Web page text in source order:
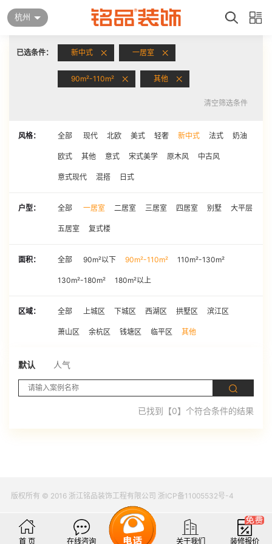
杭州
已选条件： 新中式 一居室
90m²-110m² 其他
清空筛选条件
风格： 全部 现代 北欧 美式 轻奢 新中式 法式 奶油
欧式 其他 意式 宋式美学 原木风 中古风
意式现代 混搭 日式
户型： 全部 一居室 二居室 三居室 四居室 别墅 大平层
五居室 复式楼
面积： 全部 90m²以下 90m²-110m² 110m²-130m²
130m²-180m² 180m²以上
区域： 全部 上城区 下城区 西湖区 拱墅区 滨江区
萧山区 余杭区 钱塘区 临平区 其他
默认 人气
已找到【0】个符合条件的结果
版权所有 © 2016 浙江铭品装饰工程有限公司 浙ICP备11005532号-4
首 页 在线咨询 关于我们 装修报价